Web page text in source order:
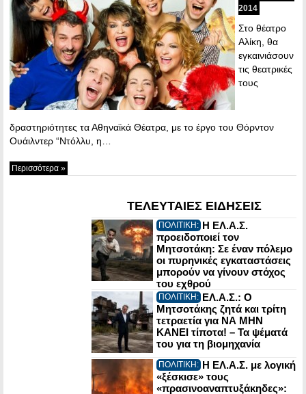
2014
Στο θέατρο
Αλίκη, θα
εγκαινιάσουν
τις θεατρικές
τους
δραστηριότητες τα Αθηναϊκά Θέατρα, με το έργο του Θόρντον
Ουάιλντερ “Ντόλλυ, η…
Περισσότερα »
ΤΕΛΕΥΤΑΙΕΣ ΕΙΔΗΣΕΙΣ
ΠΟΛΙΤΙΚΗ: Η ΕΛ.Α.Σ.
προειδοποιεί τον
Μητσοτάκη: Σε έναν πόλεμο
οι πυρηνικές εγκαταστάσεις
μπορούν να γίνουν στόχος
του εχθρού
ΠΟΛΙΤΙΚΗ: ΕΛ.Α.Σ.: Ο
Μητσοτάκης ζητά και τρίτη
τετραετία για ΝΑ ΜΗΝ
ΚΑΝΕΙ τίποτα! – Τα ψέματά
του για τη βιομηχανία
ΠΟΛΙΤΙΚΗ: Η ΕΛ.Α.Σ. με λογική
«ξέσκισε» τους
«πρασινοαναπτυξάκηδες»: